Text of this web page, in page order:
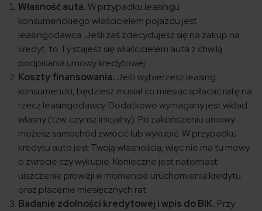
Własność auta. W przypadku leasingu
konsumenckiego właścicielem pojazdu jest
leasingodawca. Jeśli zaś zdecydujesz się na zakup na
kredyt, to Ty stajesz się właścicielem auta z chwilą
podpisania umowy kredytowej.
Koszty finansowania. Jeśli wybierzesz leasing
konsumencki, będziesz musiał co miesiąc spłacać ratę na
rzecz leasingodawcy. Dodatkowo wymagany jest wkład
własny (tzw. czynsz inicjalny). Po zakończeniu umowy
możesz samochód zwrócić lub wykupić. W przypadku
kredytu auto jest Twoją własnością, więc nie ma tu mowy
o zwrocie czy wykupie. Konieczne jest natomiast
uiszczenie prowizji w momencie uruchomienia kredytu
oraz płacenie miesięcznych rat.
Badanie zdolności kredytowej i wpis do BIK. Przy